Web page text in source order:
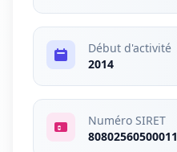
Début d'activité
2014
Numéro SIRET
80802560500011